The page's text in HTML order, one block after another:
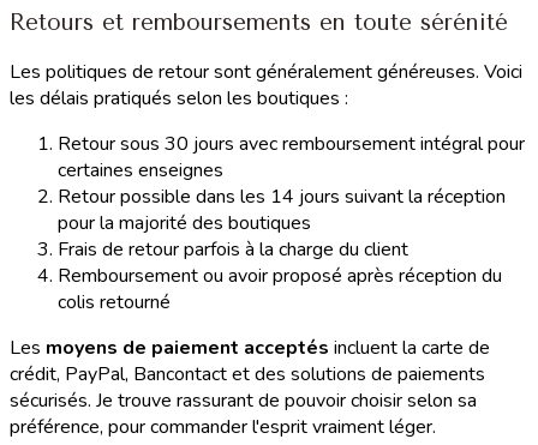
Retours et remboursements en toute sérénité
Les politiques de retour sont généralement généreuses. Voici
les délais pratiqués selon les boutiques :
Retour sous 30 jours avec remboursement intégral pour
certaines enseignes
Retour possible dans les 14 jours suivant la réception
pour la majorité des boutiques
Frais de retour parfois à la charge du client
Remboursement ou avoir proposé après réception du
colis retourné
Les moyens de paiement acceptés incluent la carte de
crédit, PayPal, Bancontact et des solutions de paiements
sécurisés. Je trouve rassurant de pouvoir choisir selon sa
préférence, pour commander l'esprit vraiment léger.